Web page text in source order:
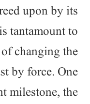
upon by its
tantamount to
changing the
by force. One
milestone, the